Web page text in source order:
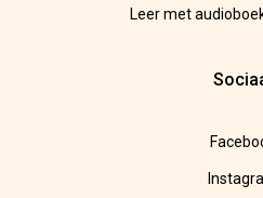
Leer met